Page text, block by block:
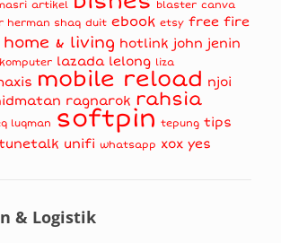
artikel blaster canva
herman shaq duit ebook etsy free fire
home & living hotlink john jenin
komputer lazada lelong liza
mobile reload njoi
ragnarok rahsia
luqman softpin tepung tips
unifi whatsapp xox yes
& Logistik